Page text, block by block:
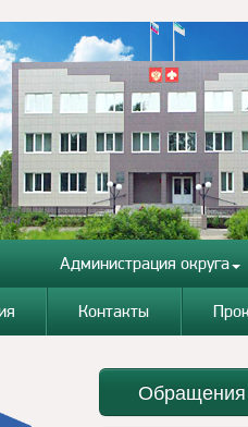
Администрация округа
Контакты
Обращения